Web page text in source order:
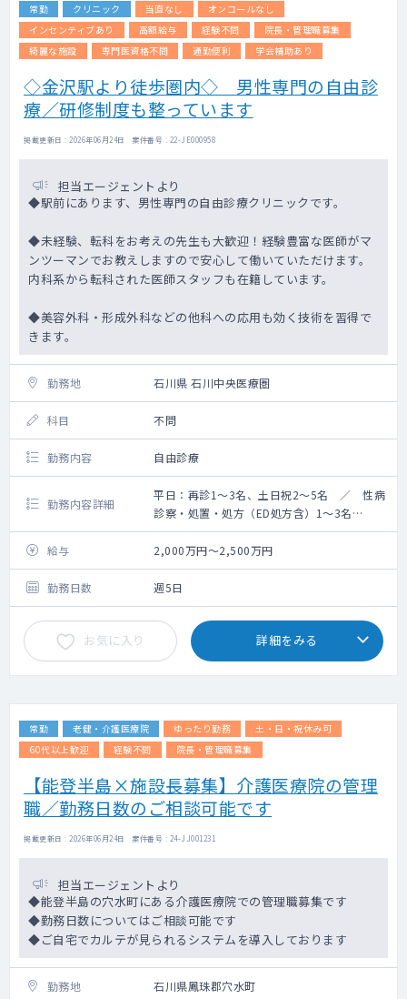
常勤 クリニック 当直なし
オンコールなし
インセンティブあり
高額給与 経験不問
院長・管理職募集
綺麗な施設
専門医資格不問 通勤便利 学会補助あり
◇金沢駅より徒歩圏内◇ 男性専門の自由診
療／研修制度も整っています
掲載更新日 : 2026年06月24日 案件番号 : 22-JE000958
担当エージェントより
◆駅前にあります、男性専門の自由診療クリニックです。
◆未経験、転科をお考えの先生も大歓迎！経験豊富な医師がマ
ンツーマンでお教えしますので安心して働いていただけます。
内科系から転科された医師スタッフも在籍しています。
◆美容外科・形成外科などの他科への応用も効く技術を習得で
きます。
勤務地 石川県 石川中央医療圏
科目 不問
勤務内容 自由診療
勤務内容詳細
平日：再診1～3名、土日祝2～5名 ／ 性病
診察・処置・処方（ED処方含）1～3名
手術：平日1～3件 土日祝2～5件
給与
2,000万円～2,500万円
勤務日数 週5日
お気に入り 詳細をみる
常勤 老健・介護医療院 ゆったり勤務
土・日・祝休み可
60代以上歓迎
経験不問 院長・管理職募集
【能登半島×施設長募集】介護医療院の管理
職／勤務日数のご相談可能です
掲載更新日 : 2026年06月24日 案件番号 : 24-JJ001231
担当エージェントより
◆能登半島の穴水町にある介護医療院での管理職募集です
◆勤務日数についてはご相談可能です
◆ご自宅でカルテが見られるシステムを導入しております
勤務地 石川県鳳珠郡穴水町